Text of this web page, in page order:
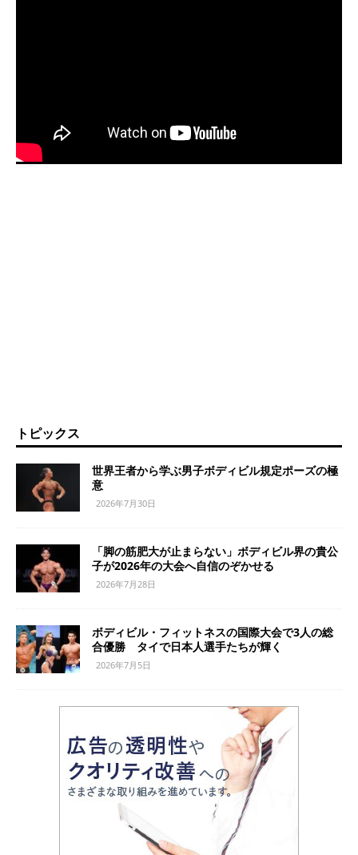
トピックス
世界王者から学ぶ男子ボディビル規定ポーズの極
意
2026年7月30日
「脚の筋肥大が止まらない」ボディビル界の貴公
子が2026年の大会へ自信のぞかせる
2026年7月28日
ボディビル・フィットネスの国際大会で3人の総
合優勝 タイで日本人選手たちが輝く
2026年7月5日